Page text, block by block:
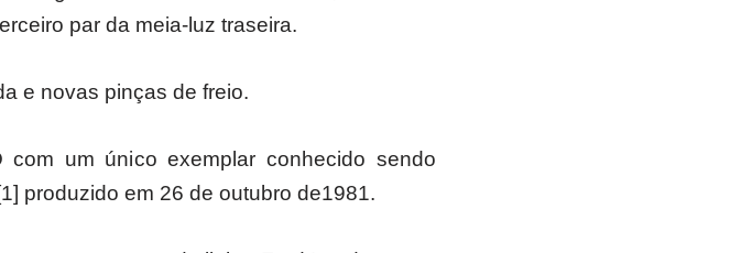
par da meia-luz traseira.
e novas pinças de freio.
um único exemplar conhecido sendo
produzido em 26 de outubro de1981.